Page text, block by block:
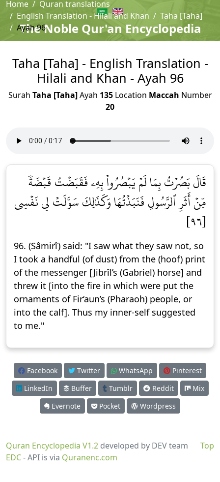
The Noble Qur'an Encyclopedia
Home
Quran translations
English Translation - Hilali and Khan
Taha [Taha]
Ayah 96
Taha [Taha] - English Translation -
Hilali and Khan - Ayah 96
Surah Taha [Taha]Ayah 135Location Maccah Number
20
قَالَ بَصُرۡتُ بِمَا لَمۡ يَبۡصُرُواْ بِهِۦ فَقَبَضۡتُ قَبۡضَةٗ
مِّنۡ أَثَرِ ٱلرَّسُولِ فَنَبَذۡتُهَا وَكَذَٰلِكَ سَوَّلَتۡ لِي نَفۡسِي
[٩٦]
96. (Sâmirî) said: "I saw what they saw not, so
I took a handful (of dust) from the (hoof) print
of the messenger [Jibrîl’s (Gabriel) horse] and
threw it [into the fire in which were put the
ornaments of Fir‘aun’s (Pharaoh) people, or
into the calf]. Thus my inner-self suggested
to me."
Facebook Twitter WhatsApp
Pinterest
LinkedIn
Buffer Tumblr Reddit
Mix
Evernote
Pocket Wordpress
Top
Quran Encyclopedia V1.2 developed by DEV team
EDC- API is via Quranenc.com